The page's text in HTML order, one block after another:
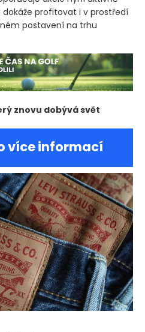
profitovat i v prostředí
postavení na trhu
znovu dobývá svět
více informací